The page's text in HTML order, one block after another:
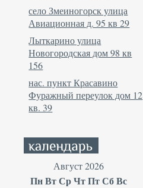
село Змеиногорск улица
Авиационная д. 95 кв 29
Лыткарино улица
Новогородская дом 98 кв
156
нас. пункт Красавино
Фуражный переулок дом 12
кв. 39
Август 2026
ПнВтСрЧтПтСбВс